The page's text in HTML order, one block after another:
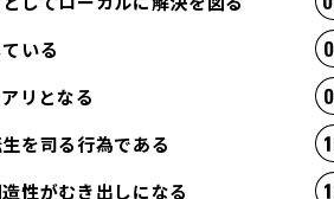
いる
リとなる
を司る行為である
性がむき出しになる